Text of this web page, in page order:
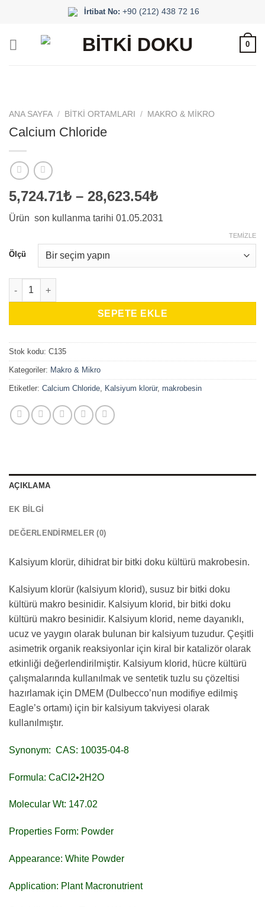
İrtibat No: +90 (212) 438 72 16
0
ANA SAYFA / BITKI ORTAMLARI / MAKRO & MIKRO
Calcium Chloride
5,724.71₺ – 28,623.54₺Fiyat
aralığı:
5,724.71₺
Ürün son kullanma tarihi 01.05.2031
Ölçü
TEMIZLE
Calcium Chloride adet
SEPETE EKLE
Stok kodu: C135
Kategoriler: Makro & Mikro
Etiketler: Calcium Chloride, Kalsiyum klorür, makrobesin
AÇIKLAMA
EK BILGI
DEĞERLENDIRMELER (0)
Kalsiyum klorür, dihidrat bir bitki doku kültürü makrobesin.
Kalsiyum klorür (kalsiyum klorid), susuz bir bitki doku
kültürü makro besinidir. Kalsiyum klorid, bir bitki doku
kültürü makro besinidir. Kalsiyum klorid, neme dayanıklı,
ucuz ve yaygın olarak bulunan bir kalsiyum tuzudur. Çeşitli
asimetrik organik reaksiyonlar için kiral bir katalizör olarak
etkinliği değerlendirilmiştir. Kalsiyum klorid, hücre kültürü
çalışmalarında kullanılmak ve sentetik tuzlu su çözeltisi
hazırlamak için DMEM (Dulbecco’nun modifiye edilmiş
Eagle’s ortamı) için bir kalsiyum takviyesi olarak
kullanılmıştır.
Synonym: CAS: 10035-04-8
Formula: CaCl2•2H2O
Molecular Wt: 147.02
Properties Form: Powder
Appearance: White Powder
Application: Plant Macronutrient